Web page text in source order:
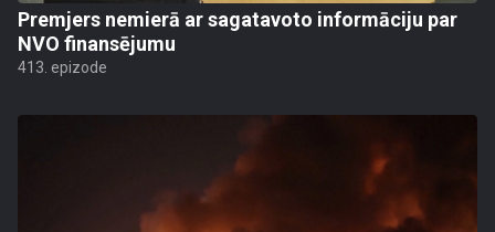
Premjers nemierā ar sagatavoto informāciju par
NVO finansējumu
413. epizode